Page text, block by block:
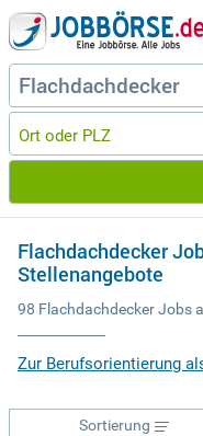
Flachdachdecker
Stellenangebote
98 Flachdachdecker Jobs
Zur Berufsorientierung
Sortierung